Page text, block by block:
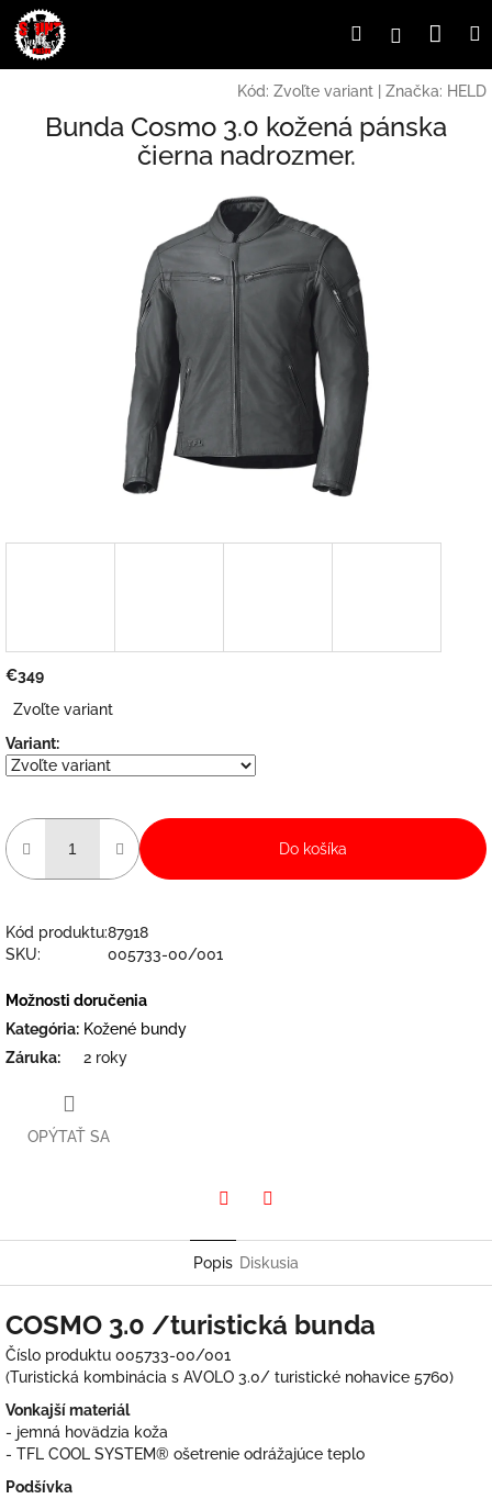
Prejsť
na
obsah
Hľadať
Kód: Zvoľte variant Značka: HELD
Bunda Cosmo 3.0 kožená pánska
čierna nadrozmer.
€349
cena:
Zvoľte variant
Variant:
Do košíka
Kód produktu:87918
SKU:
005733-00/001
Možnosti doručenia
Kategória: Kožené bundy
Záruka: 2 roky
OPÝTAŤ SA
Popis Diskusia
COSMO 3.0 /turistická bunda
Číslo produktu 005733-00/001
(Turistická kombinácia s AVOLO 3.0/ turistické nohavice 5760)
Vonkajší materiál
- jemná hovädzia koža
- TFL COOL SYSTEM® ošetrenie odrážajúce teplo
Podšívka